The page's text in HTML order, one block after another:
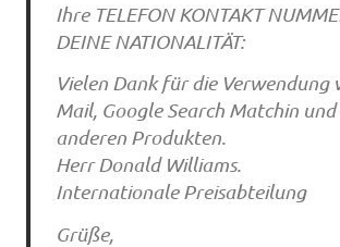
Ihre TELEFON KONTAKT
DEINE NATIONALITÄT:
Vielen Dank für die Verwendung
Mail, Google Search Matchin und
anderen Produkten.
Herr Donald Williams.
Internationale Preisabteilung
Grüße,